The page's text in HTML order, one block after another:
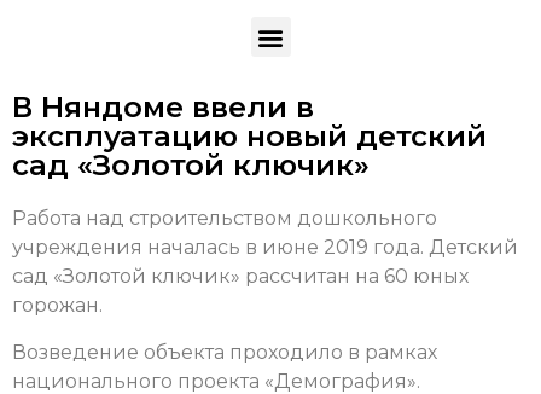
В Няндоме ввели в
эксплуатацию новый детский
сад «Золотой ключик»
Работа над строительством дошкольного
учреждения началась в июне 2019 года. Детский
сад «Золотой ключик» рассчитан на 60 юных
горожан.
Возведение объекта проходило в рамках
национального проекта «Демография».